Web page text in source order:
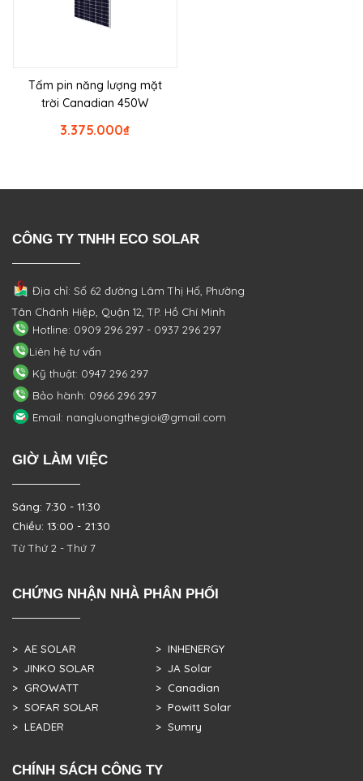
Tấm pin năng lượng mặt
trời Canadian 450W
₫
3.375.000
CÔNG TY TNHH ECO SOLAR
Địa chỉ: Số 62 đường Lâm Thị Hố, Phường
Tân Chánh Hiệp, Quận 12, TP. Hồ Chí Minh
Hotline: 0909 296 297 - 0937 296 297
Liên hệ tư vấn
Kỹ thuật: 0947 296 297
Bảo hành: 0966 296 297
Email: nangluongthegioi@gmail.com
GIỜ LÀM VIỆC
Sáng: 7:30 - 11:30
Chiều: 13:00 - 21:30
Từ Thứ 2 - Thứ 7
CHỨNG NHẬN NHÀ PHÂN PHỐI
> AE SOLAR
> JINKO SOLAR
> GROWATT
> SOFAR SOLAR
> LEADER
> INHENERGY
> JA Solar
> Canadian
> Powitt Solar
> Sumry
CHÍNH SÁCH CÔNG TY